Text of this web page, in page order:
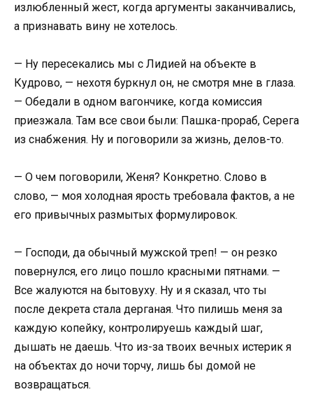
излюбленный жест, когда аргументы заканчивались,
а признавать вину не хотелось.
— Ну пересекались мы с Лидией на объекте в
Кудрово, — нехотя буркнул он, не смотря мне в глаза.
— Обедали в одном вагончике, когда комиссия
приезжала. Там все свои были: Пашка-прораб, Серега
из снабжения. Ну и поговорили за жизнь, делов-то.
— О чем поговорили, Женя? Конкретно. Слово в
слово, — моя холодная ярость требовала фактов, а не
его привычных размытых формулировок.
— Господи, да обычный мужской треп! — он резко
повернулся, его лицо пошло красными пятнами. —
Все жалуются на бытовуху. Ну и я сказал, что ты
после декрета стала дерганая. Что пилишь меня за
каждую копейку, контролируешь каждый шаг,
дышать не даешь. Что из-за твоих вечных истерик я
на объектах до ночи торчу, лишь бы домой не
возвращаться.